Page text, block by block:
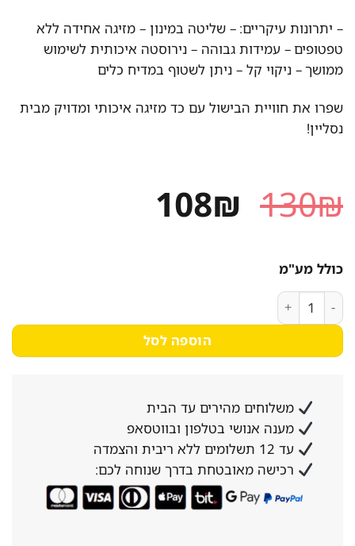
– יתרונות עיקריים: – שליטה במינון – מזיגה אחידה ללא
טפטופים – עמידות גבוהה – נירוסטה איכותית לשימוש
ממושך – ניקוי קל – ניתן לשטוף במדיח כלים
שפרו את חוויית הבישול עם כד מזיגה איכותי ומדויק מבית
נסליין!
130₪ המחיר
108₪ המחיר
כולל מע"מ
כמות של כד לשמן עם זרבובית נירוסטה 1000 מ"ל נסליין
הוספה לסל
משלוחים מהירים עד הבית
מענה אנושי בטלפון ובווטסאפ
עד 12 תשלומים ללא ריבית והצמדה
רכישה מאובטחת בדרך שנוחה לכם: